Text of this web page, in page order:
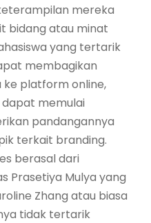
mereka
bidang atau minat
yang tertarik
membagikan
ke platform online,
memulai
pandangannya
terkait branding.
berasal dari
Prasetiya Mulya yang
Zhang atau biasa
tidak tertarik